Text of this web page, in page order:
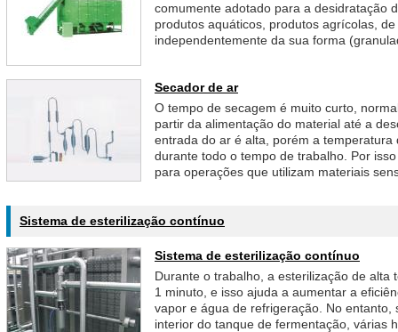
comumente adotado para a desidratação
produtos aquáticos, produtos agrícolas,
independentemente da sua forma
Secador de ar
O tempo de secagem é muito curto,
partir da alimentação do material até a
entrada do ar é alta, porém a
durante todo o tempo de trabalho. Por
para operações que utilizam materiais
Sistema de esterilização contínuo
Sistema de esterilização contínuo
Durante o trabalho, a esterilização de
1 minuto, e isso ajuda a aumentar a
vapor e água de refrigeração. No entanto,
interior do tanque de fermentação, várias